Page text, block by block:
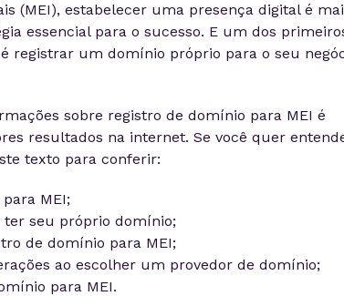
(MEI), estabelecer uma presença digital é
essencial para o sucesso. E um dos
registrar um domínio próprio para o seu
sobre registro de domínio para MEI é
resultados na internet. Se você quer
texto para conferir:
MEI;
ter seu próprio domínio;
de domínio para MEI;
ao escolher um provedor de domínio;
para MEI.